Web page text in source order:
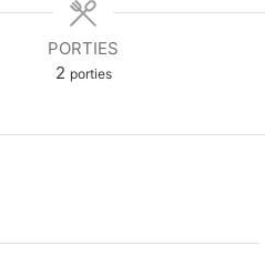
PORTIES
2 porties